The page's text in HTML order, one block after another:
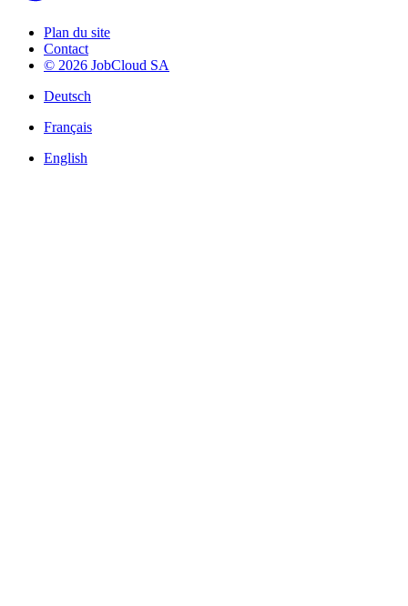
Plan du site
Contact
© 2026 JobCloud SA
Deutsch
Français
English